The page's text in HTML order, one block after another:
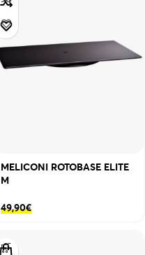
MELICONI ROTOBASE ELITE
M
49,90€